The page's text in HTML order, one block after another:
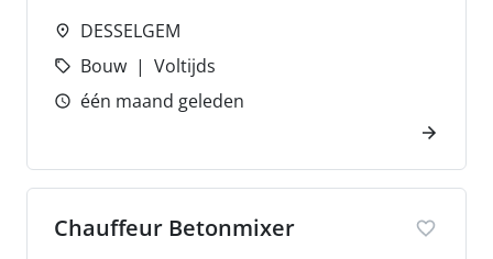
DESSELGEM
Bouw
Voltijds
één maand geleden
Chauffeur Betonmixer